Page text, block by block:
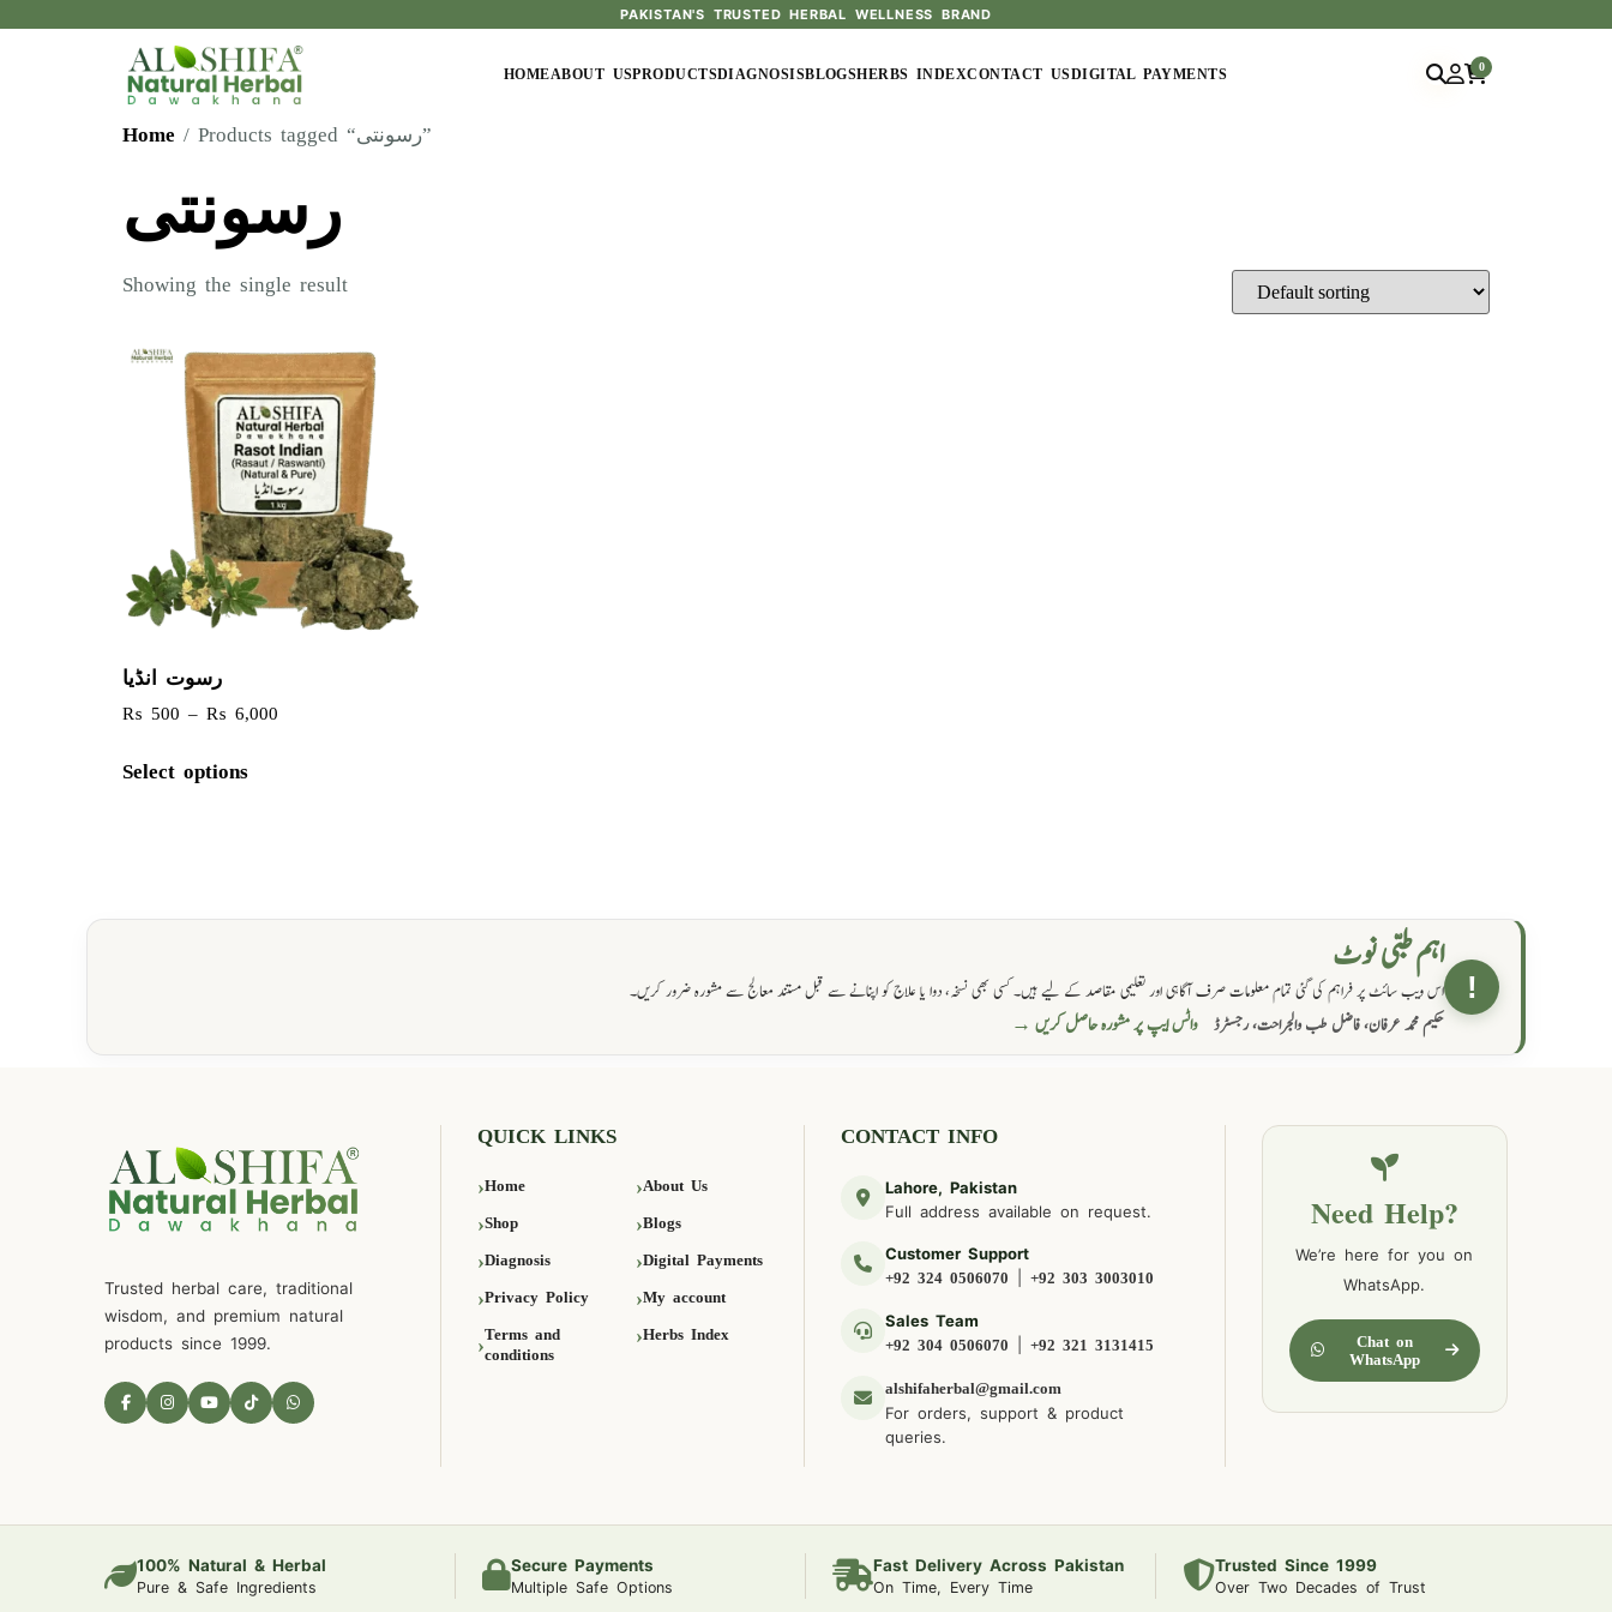
PAKISTAN'S TRUSTED HERBAL WELLNESS BRAND
HOMEABOUT USPRODUCTSDIAGNOSISBLOGSHERBS INDEXCONTACT USDIGITAL PAYMENTS
0
Home / Products tagged “رسونتی”
رسونتی
Showing the single result
رسوت انڈیا
₨ 500 – ₨ 6,000
Select options
!
اہم طبی نوٹ
اس ویب سائٹ پر فراہم کی گئی تمام معلومات صرف آگاہی اور تعلیمی مقاصد کے لیے ہیں۔ کسی بھی نسخہ، دوا یا علاج کو اپنانے سے قبل مستند معالج سے مشورہ ضرور کریں۔
حکیم محمد عرفان، فاضل طب والجراحت، رجسٹرڈ واٹس ایپ پر مشورہ حاصل کریں →
Trusted herbal care, traditional
wisdom, and premium natural
products since 1999.
QUICK LINKS
Home About Us
Shop Blogs
Diagnosis Digital Payments
Privacy Policy My account
Terms and
conditions
Herbs Index
CONTACT INFO
Lahore, Pakistan
Full address available on request.
Customer Support
+92 324 0506070 |+92 303 3003010
Sales Team
+92 304 0506070 |+92 321 3131415
alshifaherbal@gmail.com
For orders, support & product
queries.
Need Help?
We’re here for you on
WhatsApp.
Chat on
WhatsApp
100% Natural & Herbal
Pure & Safe Ingredients
Secure Payments
Multiple Safe Options
Fast Delivery Across Pakistan
On Time, Every Time
Trusted Since 1999
Over Two Decades of Trust